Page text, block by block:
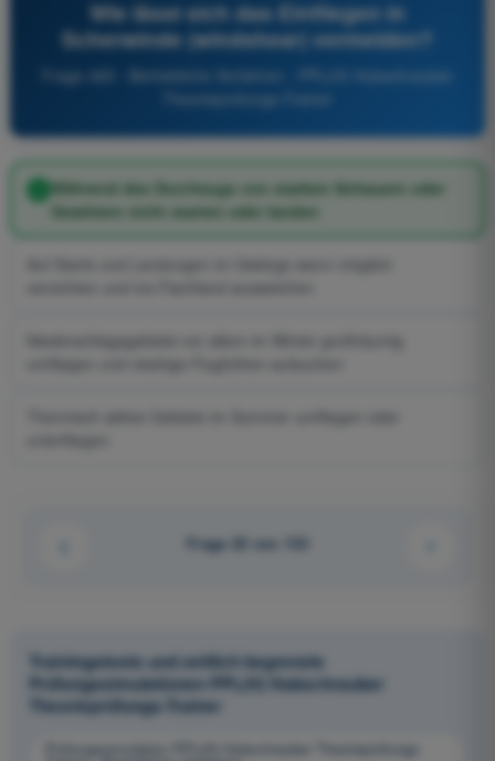
Wie lässt sich das Einfliegen in
Scherwinde (windshear) vermeiden?
Frage 465 - Betriebliche Verfahren - PPL(H) Hubschrauber
Während des Durchzugs von starken Schauern oder
Gewittern nicht starten oder landen
Frage 22 von 132
Trainingstests und zeitlich begrenzte
Prüfungssimulationen PPL(H) Hubschrauber
Theorieprüfungs-Trainer
Prüfungssimulation PPL(H) Hubschrauber Theorieprüfungs-